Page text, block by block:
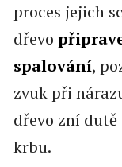
proces jejich
dřevo
spalování,
zvuk při
dřevo zní
krbu.